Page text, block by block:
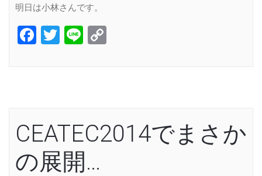
明日は小林さんです。
Facebook
Twitter
Line
CEATEC2014でまさか
の展開…